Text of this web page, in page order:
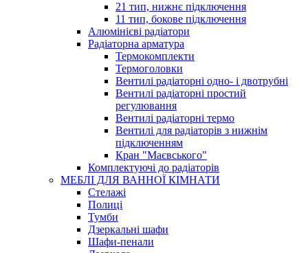
21 тип, нижнє підключення
11 тип, бокове підключення
Алюмінієві радіатори
Радіаторна арматура
Термокомплекти
Термоголовки
Вентилі радіаторні одно- і двотрубні
Вентилі радіаторні простий
регулювання
Вентилі радіаторні термо
Вентилі для радіаторів з нижнім
підключенням
Кран "Маєвського"
Комплектуючі до радіаторів
МЕБЛІ ДЛЯ ВАННОЇ КІМНАТИ
Стелажі
Полиці
Тумби
Дзеркальні шафи
Шафи-пенали